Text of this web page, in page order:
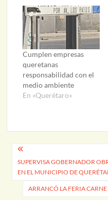
Cumplen empresas
queretanas
responsabilidad con el
medio ambiente
En «Querétaro»
Navegación
de
entradas
SUPERVISA GOBERNADOR
EN EL MUNICIPIO DE
ARRANCÓ LA FERIA